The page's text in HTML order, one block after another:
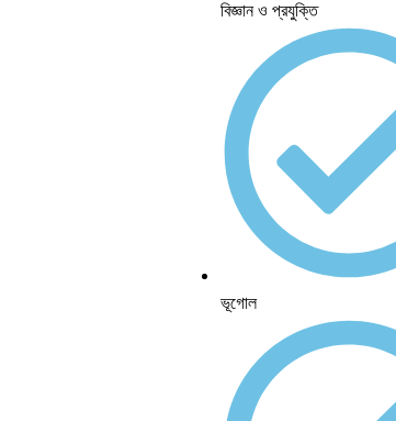
বিজ্ঞান ও প্রযুক্তি
ভূগোল